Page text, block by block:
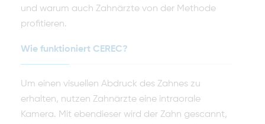
und warum auch Zahnärzte von der Methode
profitieren.
Wie funktioniert CEREC?
Um einen visuellen Abdruck des Zahnes zu
erhalten, nutzen Zahnärzte eine intraorale
Kamera. Mit ebendieser wird der Zahn gescannt,